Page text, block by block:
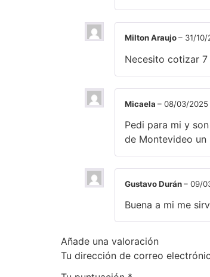
Milton Araujo– 31/
Necesito cotizar
Micaela – 08/03/2025
Pedi para mi y
de Montevideo un
Gustavo Durán– 09/
Buena a mi me
Añade una valoración
Tu dirección de correo